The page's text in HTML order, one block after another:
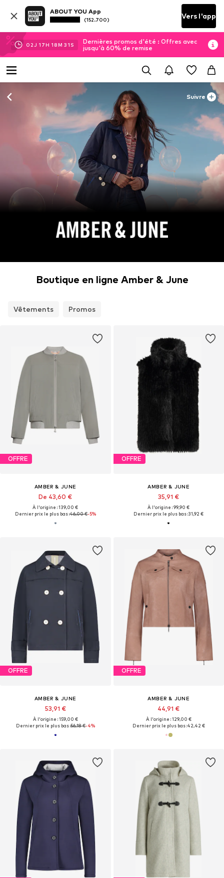
ABOUT YOU App
(152.700) Vers l'app
02J 17H 18M 30S
Dernières promos d'été : Offres avec
jusqu'à 60% de remise
Suivre
Boutique en ligne Amber & June
Vêtements Promos
OFFRE
AMBER & JUNE
De 43,60 €
À l'origine : 139,00 €
Dernier prix le plus bas :46,00 €-5%
OFFRE
AMBER & JUNE
35,91 €
À l'origine : 99,90 €
Dernier prix le plus bas :31,92 €
OFFRE
AMBER & JUNE
53,91 €
À l'origine : 159,00 €
Dernier prix le plus bas :56,18 €-4%
OFFRE
AMBER & JUNE
44,91 €
À l'origine : 129,00 €
Dernier prix le plus bas :42,42 €